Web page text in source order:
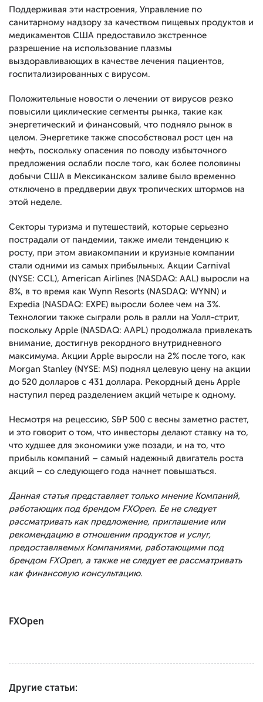
Поддерживая эти настроения, Управление по
санитарному надзору за качеством пищевых продуктов и
медикаментов США предоставило экстренное
разрешение на использование плазмы
выздоравливающих в качестве лечения пациентов,
госпитализированных с вирусом.
Положительные новости о лечении от вирусов резко
повысили циклические сегменты рынка, такие как
энергетический и финансовый, что подняло рынок в
целом. Энергетике также способствовал рост цен на
нефть, поскольку опасения по поводу избыточного
предложения ослабли после того, как более половины
добычи США в Мексиканском заливе было временно
отключено в преддверии двух тропических штормов на
этой неделе.
Секторы туризма и путешествий, которые серьезно
пострадали от пандемии, также имели тенденцию к
росту, при этом авиакомпании и круизные компании
стали одними из самых прибыльных. Акции Carnival
(NYSE: CCL), American Airlines (NASDAQ: AAL) выросли на
8%, в то время как Wynn Resorts (NASDAQ: WYNN) и
Expedia (NASDAQ: EXPE) выросли более чем на 3%.
Технологии также сыграли роль в ралли на Уолл-стрит,
поскольку Apple (NASDAQ: AAPL) продолжала привлекать
внимание, достигнув рекордного внутридневного
максимума. Акции Apple выросли на 2% после того, как
Morgan Stanley (NYSE: MS) поднял целевую цену на акции
до 520 долларов с 431 доллара. Рекордный день Apple
наступил перед разделением акций четыре к одному.
Несмотря на рецессию, S&P 500 с весны заметно растет,
и это говорит о том, что инвесторы делают ставку на то,
что худшее для экономики уже позади, и на то, что
прибыль компаний – самый надежный двигатель роста
акций – со следующего года начнет повышаться.
Данная статья представляет только мнение Компаний,
работающих под брендом FXOpen. Ее не следует
рассматривать как предложение, приглашение или
рекомендацию в отношении продуктов и услуг,
предоставляемых Компаниями, работающими под
брендом FXOpen, а также не следует ее рассматривать
как финансовую консультацию.
FXOpen
Другие статьи: